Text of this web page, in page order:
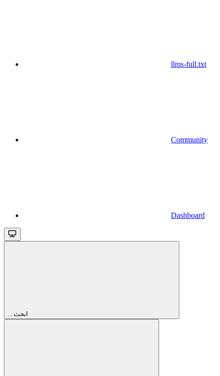
llms-full.txt
Community
Dashboard
...ابحث